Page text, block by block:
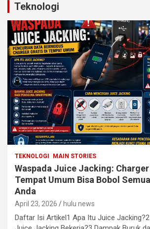
Teknologi
TEKNOLOGI MAIN STORIES
Waspada Juice Jacking:
Tempat Umum Bisa Bobol
Anda
April 23, 2026 hulu news
Daftar Isi Artikel1 Apa Itu Juice